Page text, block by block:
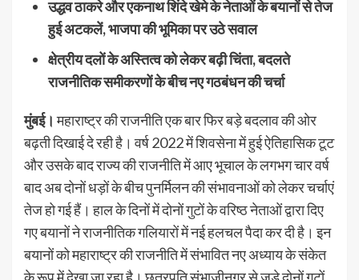
उद्धव ठाकरे और एकनाथ शिंदे खेमे के नेताओं के बयानों से तेज
हुई अटकलें, भाजपा की भूमिका पर उठे सवाल
क्षेत्रीय दलों के अस्तित्व को लेकर बढ़ी चिंता, बदलते
राजनीतिक समीकरणों के बीच नए गठबंधन की चर्चा
मुंबई। महाराष्ट्र की राजनीति एक बार फिर बड़े बदलाव की ओर
बढ़ती दिखाई दे रही है। वर्ष 2022 में शिवसेना में हुई ऐतिहासिक टूट
और उसके बाद राज्य की राजनीति में आए भूचाल के लगभग चार वर्ष
बाद अब दोनों धड़ों के बीच पुनर्मिलन की संभावनाओं को लेकर चर्चाएं
तेज हो गई हैं। हाल के दिनों में दोनों गुटों के वरिष्ठ नेताओं द्वारा दिए
गए बयानों ने राजनीतिक गलियारों में नई हलचल पैदा कर दी है। इन
बयानों को महाराष्ट्र की राजनीति में संभावित नए अध्याय के संकेत